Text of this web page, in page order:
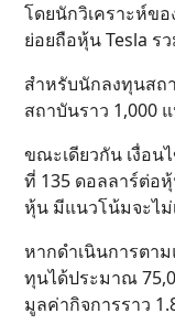
โดยนักวิเคราะห์ขอ
ย่อยถือหุ้น Tesla ร
สำหรับนักลงทุนสถ
สถาบันราว 1,000
ขณะเดียวกัน เงื่อน
ที่ 135 ดอลลาร์ต่อ
หุ้น มีแนวโน้มจะไม่
หากดำเนินการตา
ทุนได้ประมาณ
มูลค่ากิจการราว